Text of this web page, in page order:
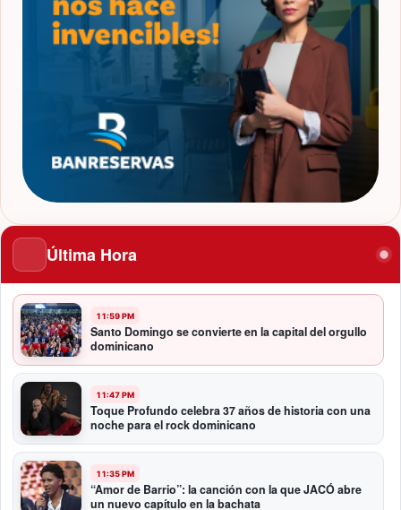
Última Hora
11:59 PM
Santo Domingo se convierte en la capital del orgullo
dominicano
11:47 PM
Toque Profundo celebra 37 años de historia con una
noche para el rock dominicano
11:35 PM
“Amor de Barrio”: la canción con la que JACÓ abre
un nuevo capítulo en la bachata